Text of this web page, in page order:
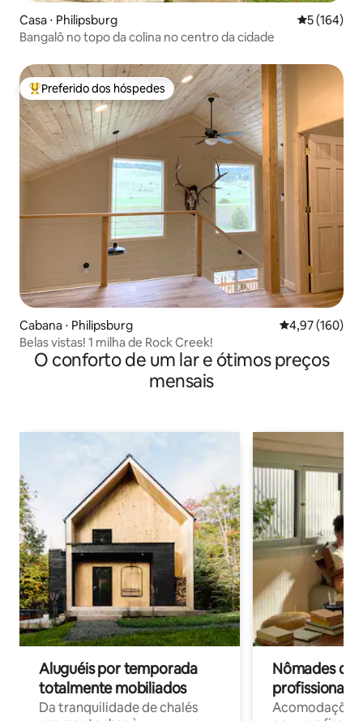
Casa ⋅ Philipsburg 5 de uma
5 (164)
Bangalô no topo da colina no centro da cidade
Entre os melhores preferidos dos hóspedes
Preferido dos hóspedes
Cabana ⋅ Philipsburg 4,97 de uma
4,97 (160)
Belas vistas! 1 milha de Rock Creek!
O conforto de um lar e ótimos preços
mensais
Aluguéis por temporada
totalmente mobiliados
Da tranquilidade de chalés
Nômades
profissionais